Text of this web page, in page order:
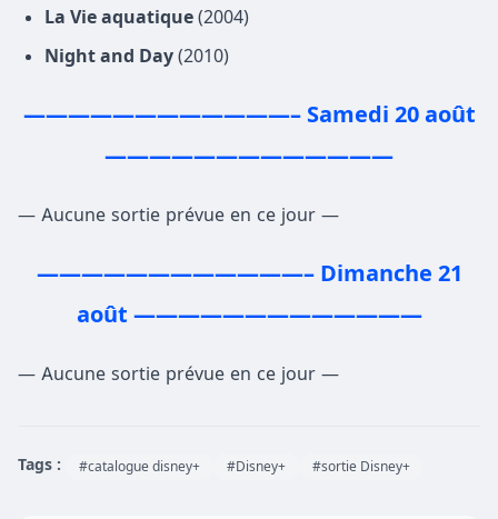
La Vie aquatique (2004)
Night and Day (2010)
————————————– Samedi 20 août
—————————————
— Aucune sortie prévue en ce jour —
————————————– Dimanche 21
août —————————————
— Aucune sortie prévue en ce jour —
Tags : #catalogue disney+ #Disney+ #sortie Disney+